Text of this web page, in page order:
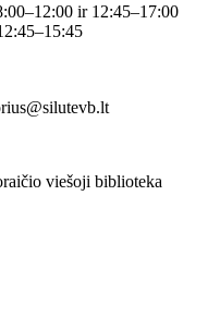
ir 12:45–17:00
viešoji biblioteka